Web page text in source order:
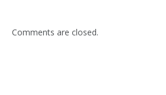
Comments are closed.